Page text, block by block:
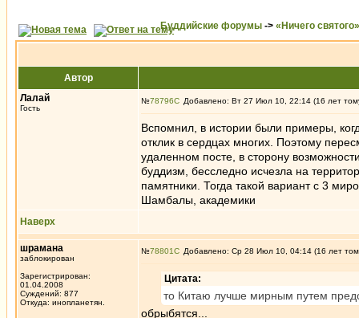
Буддийские форумы -> «Ничего святого»
Автор
Лалай
Гость
№78796 Добавлено: Вт 27 Июл 10, 22:14 (16 лет
Вспомнил, в истории были примеры,
отклик в сердцах многих. Поэтому
удаленном посте, в сторону
буддизм, бесследно исчезла на
памятники. Тогда такой вариант с 3
Шамбалы, академики
Наверх
шрамана
заблокирован
Зарегистрирован:
01.04.2008
Суждений: 877
Откуда: инопланетян.
№78801 Добавлено: Ср 28 Июл 10, 04:14 (16 лет
Цитата:
то Китаю лучше мирным путем
обрыбятся...